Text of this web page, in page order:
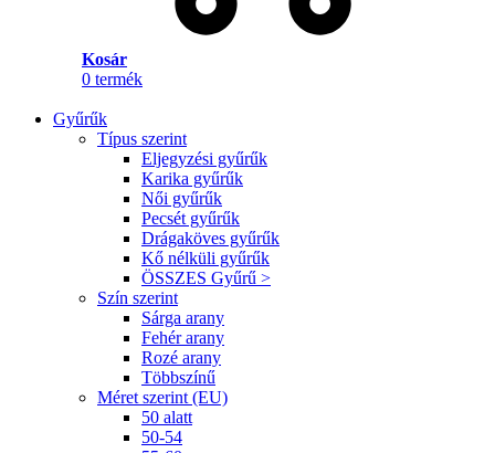
Kosár
0 termék
Gyűrűk
Típus szerint
Eljegyzési gyűrűk
Karika gyűrűk
Női gyűrűk
Pecsét gyűrűk
Drágaköves gyűrűk
Kő nélküli gyűrűk
ÖSSZES Gyűrű >
Szín szerint
Sárga arany
Fehér arany
Rozé arany
Többszínű
Méret szerint (EU)
50 alatt
50-54